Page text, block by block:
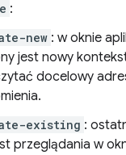
:
new : w oknie
jest nowy
docelowy
existing :
przeglądania w